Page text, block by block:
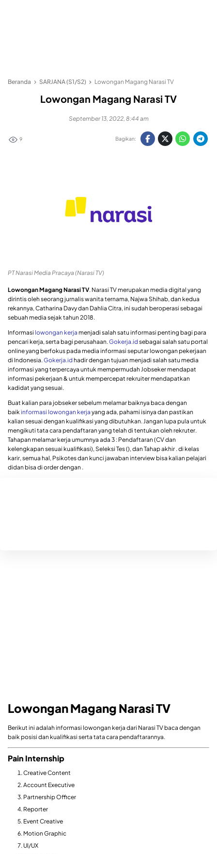
Beranda SARJANA (S1/S2) Lowongan Magang Narasi TV
Lowongan Magang Narasi TV
September 13, 2022, 8:44 am
9 Bagikan:
PT Narasi Media Pracaya (Narasi TV)
Lowongan Magang Narasi TV. Narasi TV merupakan media digital yang
dirintis oleh seorang jurnalis wanita ternama, Najwa Shihab, dan kedua
rekannya, Catharina Davy dan Dahlia Citra, ini sudah beroperasi sebagai
sebuah media sejak tahun 2018.
Informasi lowongan kerja menjadi salah satu informasi penting bagi para
pencari kerja, serta bagi perusahaan. Gokerja.id sebagai salah satu portal
online yang berfokus pada media informasi seputar lowongan pekerjaan
di Indonesia. Gokerja.id hadir dengan tujuan menjadi salah satu media
informasi yang terpercaya untuk mempermudah Jobseker mendapat
informasi pekerjaan & untuk mempercepat rekruiter mendapatkan
kadidat yang sesuai.
Buat kalian para jobseker sebelum melamar baiknya baca dengan
baik informasi lowongan kerja yang ada, pahami isinya dan pastikan
kalian sesuai dengan kualifikasi yang dibutuhkan. Jangan lupa pula untuk
mengikuti tata cara pendaftaran yang telah di tentukan oleh rekruter.
Tahapan melamar kerja umumnya ada 3 : Pendaftaran (CV dan
kelengkapan sesuai kualifikasi), Seleksi Tes (), dan Tahap akhir . di kelas
karir, semua hal, Psikotes dan kunci jawaban interview bisa kalian pelajari
didan bisa di order dengan .
Lowongan Magang Narasi TV
Berikut ini adalah informasi lowongan kerja dari Narasi TV baca dengan
baik posisi dan kualifikasi serta tata cara pendaftarannya.
Pain Internship
Creative Content
Account Executive
Partnership Officer
Reporter
Event Creative
Motion Graphic
UI/UX